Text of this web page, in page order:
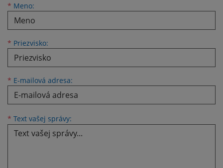
* Meno:
Meno
* Priezvisko:
Priezvisko
* E-mailová adresa:
E-mailová adresa
* Text vašej správy: